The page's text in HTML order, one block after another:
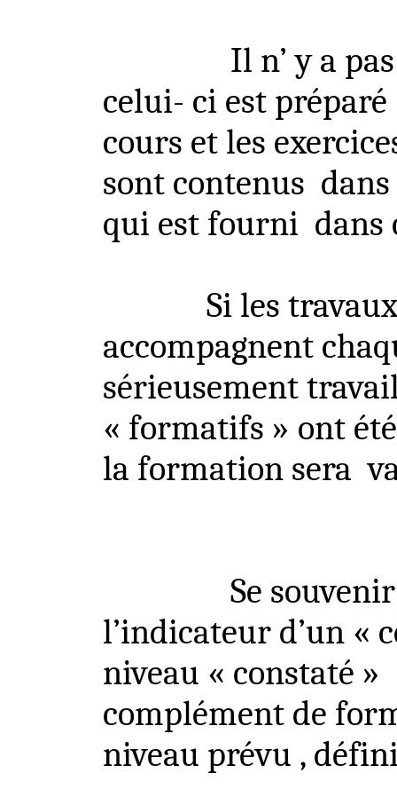
Il n’ ya
celui- ci est
cours et les
sont contenus
qui est fourni dans
Si les
accompagnent
sérieusement
« formatifs » ont
la formation sera
Se
l’indicateur d’un «
niveau « constaté »
complément de
niveau prévu ,